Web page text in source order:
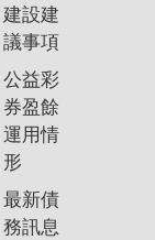
建設建
議事項
公益彩
券盈餘
運用情
形
最新債
務訊息